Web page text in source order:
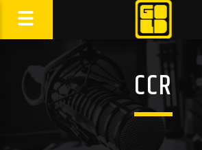
CCR